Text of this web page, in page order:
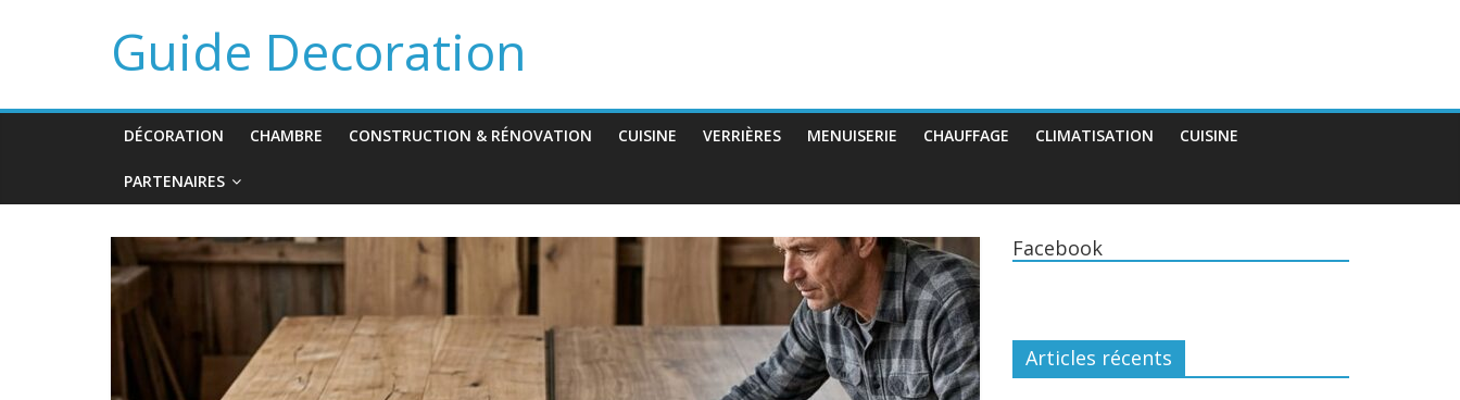
Guide Decoration
DÉCORATION CHAMBRE CONSTRUCTION & RÉNOVATION CUISINE VERRIÈRES MENUISERIE CHAUFFAGE CLIMATISATION CUISINE
PARTENAIRES
Facebook
Articles récents